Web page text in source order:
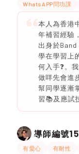
WhatsAPP問功課
本人為香港
年補習經驗
出身於
學在學習上
何入手❓️。
做咩先會進
幫同學逐漸
習📚及應試
導師編號
有愛心 有耐性